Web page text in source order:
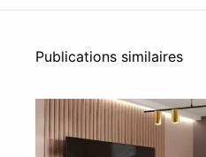
Publications similaires